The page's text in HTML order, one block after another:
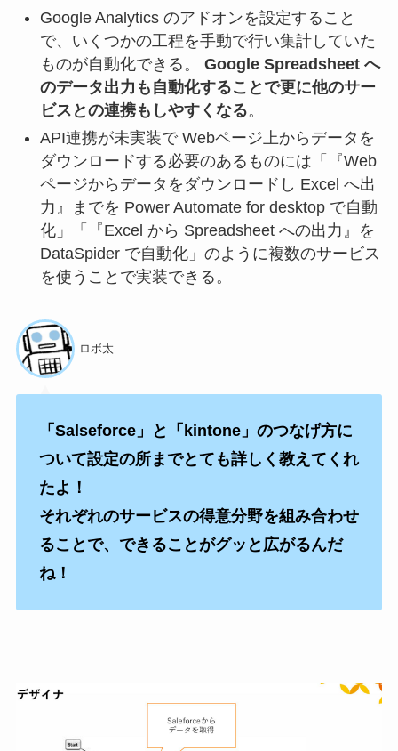
Google Analytics のアドオンを設定すること
で、いくつかの工程を手動で行い集計していた
ものが自動化できる。
Google Spreadsheet へ
のデータ出力も自動化することで更に他のサー
ビスとの連携もしやすくなる。
API連携が未実装で Webページ上からデータを
ダウンロードする必要のあるものには「『Web
ページからデータをダウンロードし Excel へ出
力』までを Power Automate for desktop で自動
化」「『Excel から Spreadsheet への出力』を
DataSpider で自動化」のように複数のサービス
を使うことで実装できる。
ロボ太
「Salseforce」と「kintone」のつなげ方に
ついて設定の所までとても詳しく教えてくれ
たよ！
それぞれのサービスの得意分野を組み合わせ
ることで、できることがグッと広がるんだ
ね！